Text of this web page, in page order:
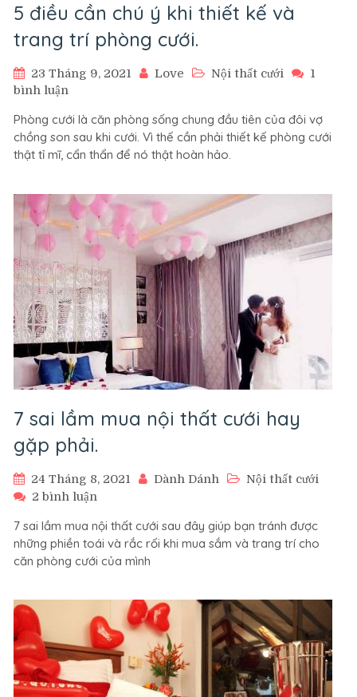
5 điều cần chú ý khi thiết kế và
trang trí phòng cưới.
23 Tháng 9, 2021 Love Nội thất cưới
1
bình luận
điều
cần
chú
thiết
kế
trang
trí
phòng
cưới.
Phòng cưới là căn phòng sống chung đầu tiên của đôi vợ
chồng son sau khi cưới. Vì thế cần phải thiết kế phòng cưới
thật tỉ mĩ, cẩn thẩn để nó thật hoàn hảo.
7 sai lầm mua nội thất cưới hay
gặp phải.
24 Tháng 8, 2021 Dành Dánh
Nội thất cưới
2 bình luận
sai
lầm
mua
cưới
hay
gặp
phải.
7 sai lầm mua nội thất cưới sau đây giúp bạn tránh được
những phiền toái và rắc rối khi mua sắm và trang trí cho
căn phòng cưới của mình